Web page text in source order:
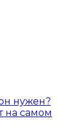
нужен?
на самом